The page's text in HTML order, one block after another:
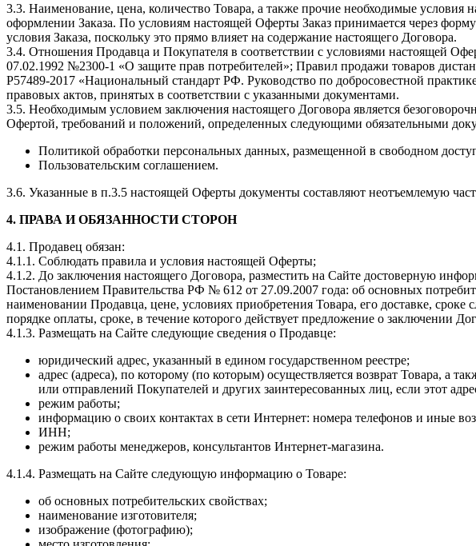
3.3. Наименование, цена, количество Товара, а также прочие необходимые
оформлении Заказа. По условиям настоящей Оферты Заказ принимается через
условия Заказа, поскольку это прямо влияет на содержание настоящего Договора.
3.4. Отношения Продавца и Покупателя в соответствии с условиями настоящей
07.02.1992 №2300-1 «О защите прав потребителей»; Правил продажи товаров
Р57489-2017 «Национальный стандарт РФ. Руководство по добросовестной
правовых актов, принятых в соответствии с указанными документами.
3.5. Необходимым условием заключения настоящего Договора является
Офертой, требований и положений, определенных следующими обязательными
Политикой обработки персональных данных, размещенной в свободном
Пользовательским соглашением.
3.6. Указанные в п.3.5 настоящей Оферты документы составляют неотъемлемую
4. ПРАВА И ОБЯЗАННОСТИ СТОРОН
4.1. Продавец обязан:
4.1.1. Соблюдать правила и условия настоящей Оферты;
4.1.2. До заключения настоящего Договора, разместить на Сайте достоверную
Постановлением Правительства РФ № 612 от 27.09.2007 года: об основных
наименовании Продавца, цене, условиях приобретения Товара, его доставке,
порядке оплаты, сроке, в течение которого действует предложение о заключении
4.1.3. Размещать на Сайте следующие сведения о Продавце:
юридический адрес, указанный в едином государственном реестре;
адрес (адреса), по которому (по которым) осуществляется возврат Товара,
или отправлений Покупателей и других заинтересованных лиц, если этот
режим работы;
информацию о своих контактах в сети Интернет: номера телефонов и иные
ИНН;
режим работы менеджеров, консультантов Интернет-магазина.
4.1.4. Размещать на Сайте следующую информацию о Товаре:
об основных потребительских свойствах;
наименование изготовителя;
изображение (фотографию);